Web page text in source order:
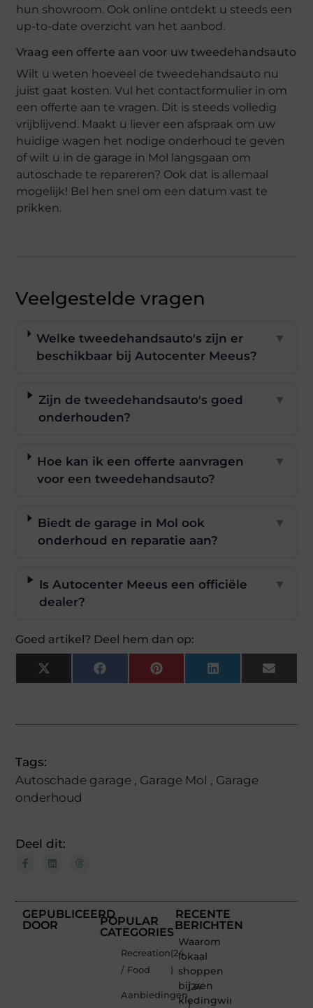
hun showroom. Ook online ontdekt u steeds een
up-to-date overzicht van het aanbod.
Vraag een offerte aan voor uw tweedehandsauto
Wilt u weten hoeveel de tweedehandsauto nu
juist gaat kosten. Vul het contactformulier in om
een offerte aan te vragen. Dit is steeds volledig
vrijblijvend. Maakt u liever een afspraak om uw
huidige wagen het nodige onderhoud te geven
of wilt u in de garage in Mol langsgaan om
autoschade te repareren? Ook dat is allemaal
mogelijk! Bel hen snel om een datum vast te
prikken.
Veelgestelde vragen
Welke tweedehandsauto's zijn er
beschikbaar bij Autocenter Meeus?
▼
Zijn de tweedehandsauto's goed
onderhouden?
▼
Hoe kan ik een offerte aanvragen
voor een tweedehandsauto?
▼
Biedt de garage in Mol ook
onderhoud en reparatie aan?
▼
Is Autocenter Meeus een officiële
dealer?
▼
Goed artikel? Deel hem dan op:
X
(Twitter)
FacebookPinterestLinkedInEmail
Tags:
Autoschade garage , Garage Mol , Garage
onderhoud
Deel dit:
GEPUBLICEERD
DOOR
POPULAR
CATEGORIES
Recreation
/ Food
(24
)
Aanbiedingen
(24
)
RECENTE
BERICHTEN
Waarom
lokaal
shoppen
bij een
kledingwinkel